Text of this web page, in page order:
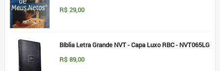
R$ 29,00
Bíblia Letra Grande NVT - Capa Luxo RBC - NVT065LG
R$ 89,00